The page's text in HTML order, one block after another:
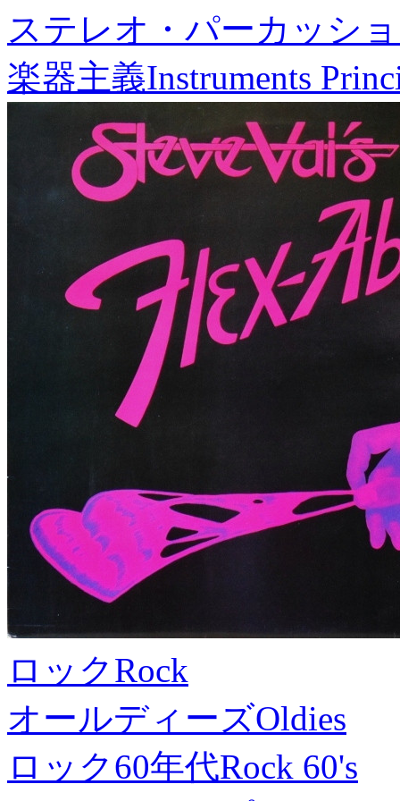
ステレオ・パーカッシ
楽器主義Instruments
ロックRock
オールディーズOldies
ロック60年代Rock 60's